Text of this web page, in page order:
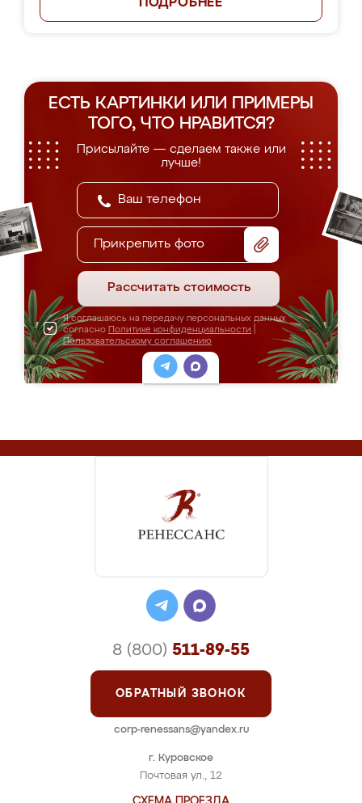
ПОДРОБНЕЕ
ЕСТЬ КАРТИНКИ ИЛИ ПРИМЕРЫ
ТОГО, ЧТО НРАВИТСЯ?
Присылайте — сделаем также или
лучше!
Прикрепить фото
Рассчитать стоимость
Я соглашаюсь на передачу персональных данных
согласно Политике конфиденциальности
Пользовательскому соглашению
г. Куровское
Почтовая ул., 12
8 (800) 511-89-55
ОБРАТНЫЙ ЗВОНОК
corp-renessans@yandex.ru